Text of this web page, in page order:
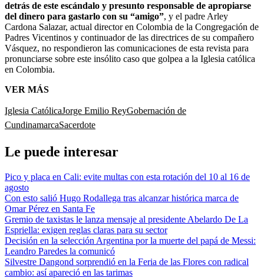
detrás de este escándalo y presunto responsable de apropiarse
del dinero para gastarlo con su “amigo”, y el padre Arley
Cardona Salazar, actual director en Colombia de la Congregación de
Padres Vicentinos y continuador de las directrices de su compañero
Vásquez, no respondieron las comunicaciones de esta revista para
pronunciarse sobre este insólito caso que golpea a la Iglesia católica
en Colombia.
VER MÁS
Iglesia CatólicaJorge Emilio ReyGobernación de
CundinamarcaSacerdote
Le puede interesar
Pico y placa en Cali: evite multas con esta rotación del 10 al 16 de
agosto
Con esto salió Hugo Rodallega tras alcanzar histórica marca de
Omar Pérez en Santa Fe
Gremio de taxistas le lanza mensaje al presidente Abelardo De La
Espriella: exigen reglas claras para su sector
Decisión en la selección Argentina por la muerte del papá de Messi:
Leandro Paredes la comunicó
Silvestre Dangond sorprendió en la Feria de las Flores con radical
cambio: así apareció en las tarimas